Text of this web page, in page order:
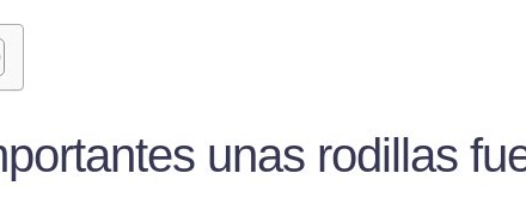
unas rodillas